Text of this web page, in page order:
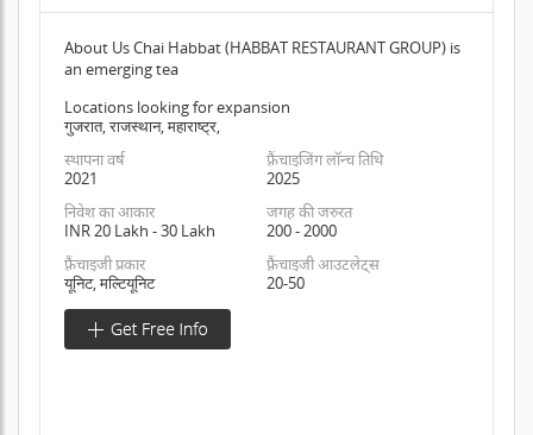
About Us Chai Habbat (HABBAT RESTAURANT GROUP) is
an emerging tea
Locations looking for expansion
गुजरात, राजस्थान, महाराष्ट्र,
स्थापना वर्ष
2021
फ़्रैंचाइजिंग लॉन्च तिथि
2025
निवेश का आकार
INR 20 Lakh - 30 Lakh
जगह की जरुरत
200 - 2000
फ़्रैंचाइजी प्रकार
यूनिट, मल्टियूनिट
फ़्रैंचाइजी आउटलेट्स
20-50